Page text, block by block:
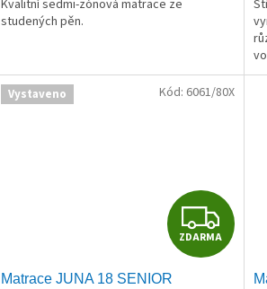
Kvalitní sedmi-zónová matrace ze
studených pěn.
Vystaveno
Z
D
ZDARMA
Matrace JUNA 18 SENIOR
Kód: 6061/80X